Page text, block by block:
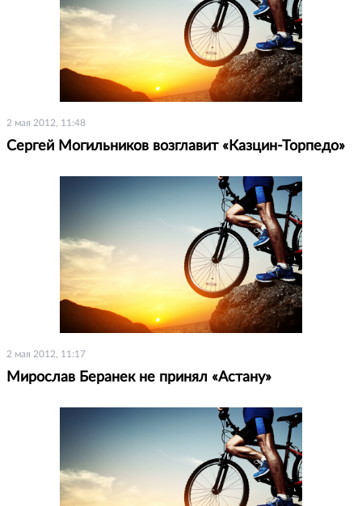
2 мая 2012, 11:48
Сергей Могильников возглавит «Казцин-Торпедо»
2 мая 2012, 11:17
Мирослав Беранек не принял «Астану»